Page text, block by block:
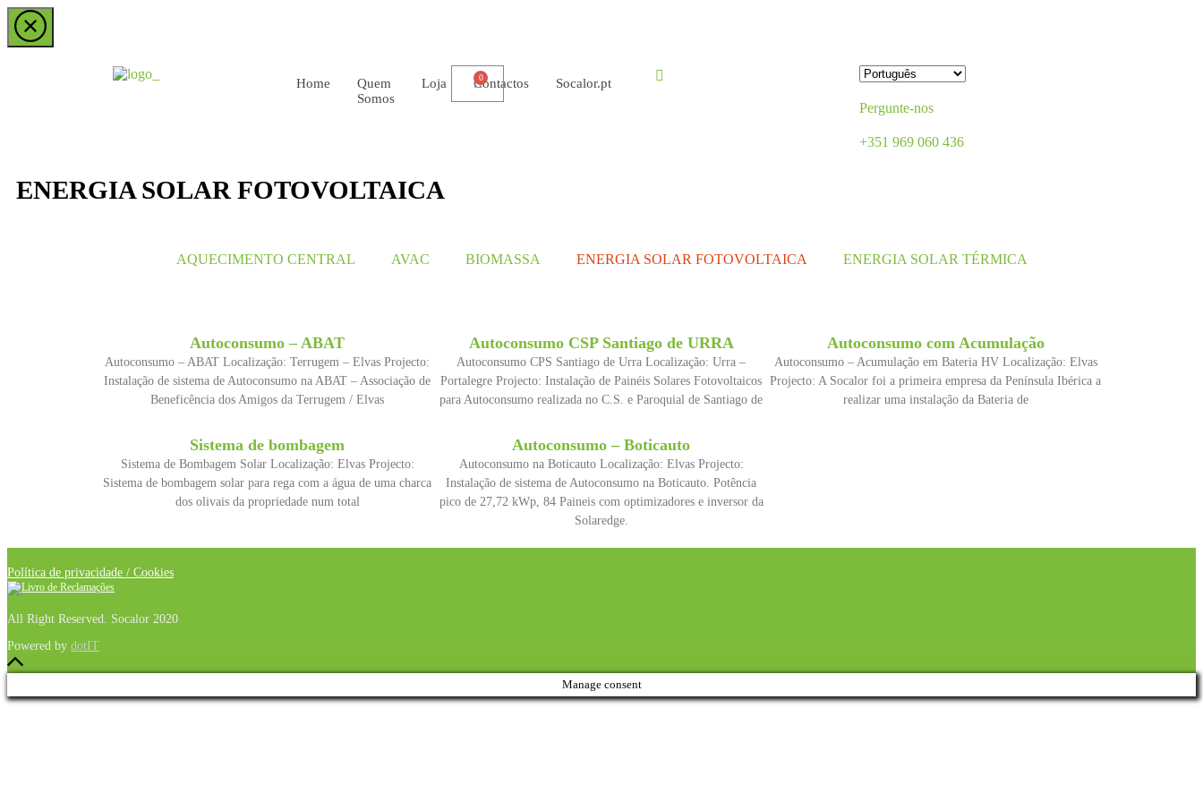
Home
Quem
Somos
Loja Contactos Socalor.pt
Pergunte-nos
+351 969 060 436
ENERGIA SOLAR FOTOVOLTAICA
AQUECIMENTO CENTRAL AVAC BIOMASSA ENERGIA SOLAR FOTOVOLTAICA ENERGIA SOLAR TÉRMICA
Autoconsumo – ABAT
Autoconsumo – ABAT Localização: Terrugem – Elvas Projecto:
Instalação de sistema de Autoconsumo na ABAT – Associação de
Beneficência dos Amigos da Terrugem / Elvas
Autoconsumo CSP Santiago de URRA
Autoconsumo CPS Santiago de Urra Localização: Urra –
Portalegre Projecto: Instalação de Painéis Solares Fotovoltaicos
para Autoconsumo realizada no C.S. e Paroquial de Santiago de
Autoconsumo com Acumulação
Autoconsumo – Acumulação em Bateria HV Localização: Elvas
Projecto: A Socalor foi a primeira empresa da Península Ibérica a
realizar uma instalação da Bateria de
Sistema de bombagem
Sistema de Bombagem Solar Localização: Elvas Projecto:
Sistema de bombagem solar para rega com a água de uma charca
dos olivais da propriedade num total
Autoconsumo – Boticauto
Autoconsumo na Boticauto Localização: Elvas Projecto:
Instalação de sistema de Autoconsumo na Boticauto. Potência
pico de 27,72 kWp, 84 Paineis com optimizadores e inversor da
Solaredge.
Política de privacidade / Cookies
All Right Reserved. Socalor 2020
Powered by dotIT
Manage consent